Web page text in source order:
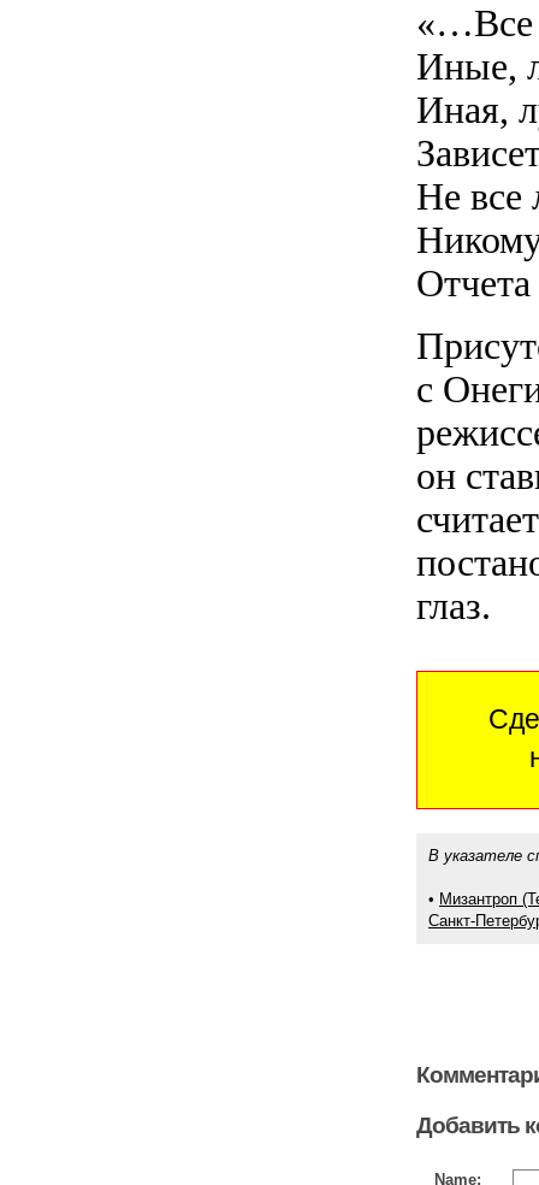
«…Все
Иные,
Иная,
Не все
с
он
глаз.
В указателе
• Мизантроп
Санкт-
Добавить
Name: